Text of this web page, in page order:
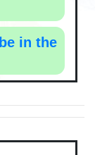
in the